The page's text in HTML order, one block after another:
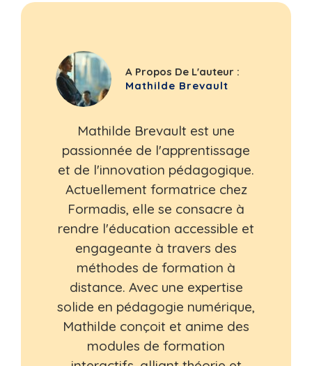
A Propos De L'auteur :
Mathilde Brevault
Mathilde Brevault est une
passionnée de l'apprentissage
et de l'innovation pédagogique.
Actuellement formatrice chez
Formadis, elle se consacre à
rendre l'éducation accessible et
engageante à travers des
méthodes de formation à
distance. Avec une expertise
solide en pédagogie numérique,
Mathilde conçoit et anime des
modules de formation